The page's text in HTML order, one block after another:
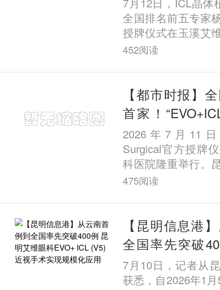
全国排名前五专家
授牌仪式在玉溪艾
行。这标志着国内
边地区的
452阅读
【都市时报】
首家！
育示范中心” 落
2026年7月11日
Surgical官方授牌
科医院隆重举行。
获评全国首
心”。这是继全国
475阅读
【昆明信息港
全国率先突破
眼科EVO+ ICL
现规模化应用
7月10日，记者从
获悉，自2026年1